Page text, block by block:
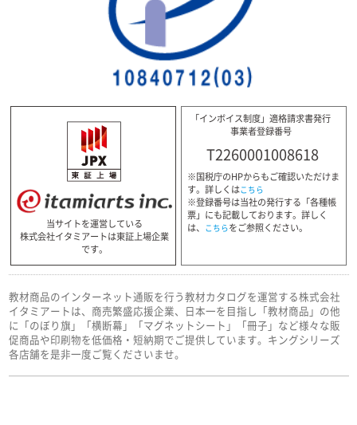
当サイトを運営している
株式会社イタミアートは東証上場企業
です。
「インボイス制度」適格請求書発行
事業者登録番号
T2260001008618
※国税庁のHPからもご確認いただけま
す。詳しくはこちら
※登録番号は当社の発行する「各種帳
票」にも記載しております。詳しく
は、 こちらをご参照ください。
教材商品のインターネット通販を行う教材カタログを運営する株式会社
イタミアートは、商売繁盛応援企業、日本一を目指し「教材商品」の他
に「のぼり旗」「横断幕」「マグネットシート」「冊子」など様々な販
促商品や印刷物を低価格・短納期でご提供しています。キングシリーズ
各店舗を是非一度ご覧くださいませ。